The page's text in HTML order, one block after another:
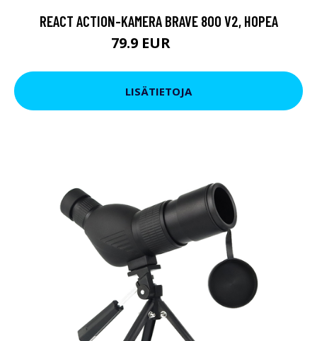
REACT ACTION-KAMERA BRAVE 800 V2, HOPEA
79.9 EUR
LISÄTIETOJA